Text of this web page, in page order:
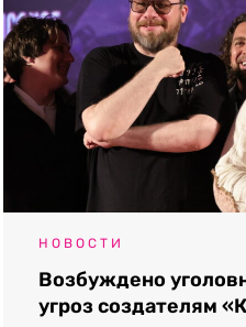
НОВОСТИ
Возбуждено
угроз создателям